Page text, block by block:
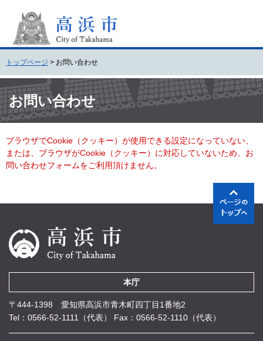
頭
で
す
。
飛
ば
し
て
本
へ
トップページ > お問い合わせ
文 お問い合わせ
ブラウザでCookie（クッキー）が使用できる設定になっていない、
または、ブラウザがCookie（クッキー）に対応していないため、お
問い合わせフォームをご利用頂けません。
本庁
〒444-1398 愛知県高浜市青木町四丁目1番地2
Tel：0566-52-1111（代表）
Fax：0566-52-1110（代表）